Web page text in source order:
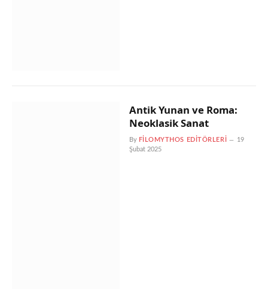
Antik Yunan ve Roma:
Neoklasik Sanat
By FILOMYTHOS EDITÖRLERI
19
Şubat 2025